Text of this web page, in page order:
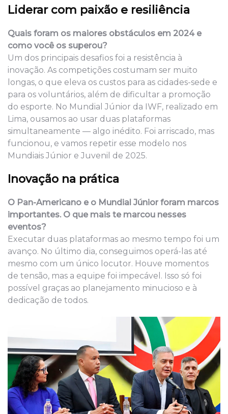
Liderar com paixão e resiliência
Quais foram os maiores obstáculos em 2024 e
como você os superou?
Um dos principais desafios foi a resistência à
inovação. As competições costumam ser muito
longas, o que eleva os custos para as cidades-sede e
para os voluntários, além de dificultar a promoção
do esporte. No Mundial Júnior da IWF, realizado em
Lima, ousamos ao usar duas plataformas
simultaneamente — algo inédito. Foi arriscado, mas
funcionou, e vamos repetir esse modelo nos
Mundiais Júnior e Juvenil de 2025.
Inovação na prática
O Pan-Americano e o Mundial Júnior foram marcos
importantes. O que mais te marcou nesses
eventos?
Executar duas plataformas ao mesmo tempo foi um
avanço. No último dia, conseguimos operá-las até
mesmo com um único locutor. Houve momentos
de tensão, mas a equipe foi impecável. Isso só foi
possível graças ao planejamento minucioso e à
dedicação de todos.